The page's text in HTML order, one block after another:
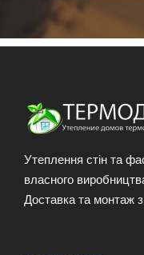
Утеплення стін та
власного
Доставка та монтаж з